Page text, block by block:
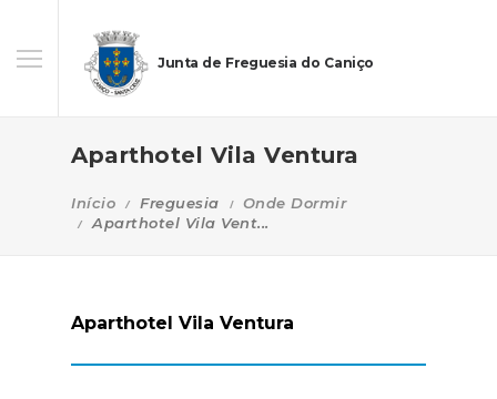
Junta de Freguesia do Caniço
Aparthotel Vila Ventura
Início Freguesia
Onde Dormir
Aparthotel Vila Vent...
Aparthotel Vila Ventura